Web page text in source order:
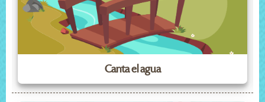
Canta el agua